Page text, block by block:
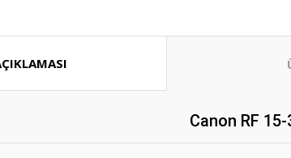
Canon RF